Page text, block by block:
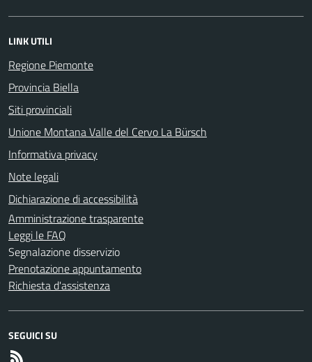
LINK UTILI
Regione Piemonte
Provincia Biella
Siti provinciali
Unione Montana Valle del Cervo La Bürsch
Informativa privacy
Note legali
Dichiarazione di accessibilità
Amministrazione trasparente
Leggi le FAQ
Segnalazione disservizio
Prenotazione appuntamento
Richiesta d'assistenza
SEGUICI SU